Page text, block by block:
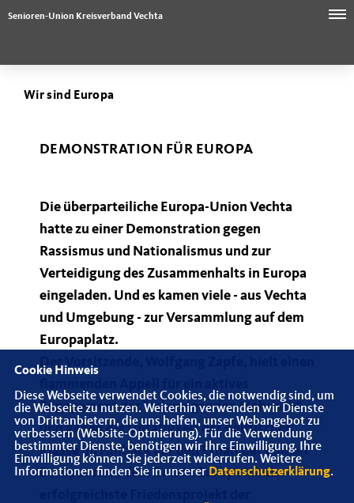
Senioren-Union Kreisverband Vechta
Wir sind Europa
DEMONSTRATION FÜR EUROPA
Die überparteiliche Europa-Union Vechta
hatte zu einer Demonstration gegen
Rassismus und Nationalismus und zur
Verteidigung des Zusammenhalts in Europa
eingeladen. Und es kamen viele - aus Vechta
und Umgebung - zur Versammlung auf dem
Europaplatz.
Der Vorsitzende, Wolfgang Zapfe, hielt einen
Engagement der "schweigenden Mehrheit"
und gegen die Untätigkeit der politischen
Klasse im Hinblick auf den Erhalt der Einheit
Europas nach dem Brexit. Europa ist das
Cookie Hinweis
Diese Webseite verwendet Cookies, die notwendig sind, um
die Webseite zu nutzen. Weiterhin verwenden wir Dienste
von Drittanbietern, die uns helfen, unser Webangebot zu
verbessern (Website-Optmierung). Für die Verwendung
bestimmter Dienste, benötigen wir Ihre Einwilligung. Ihre
Einwilligung können Sie jederzeit widerrufen. Weitere
Informationen finden Sie in unserer Datenschutzerklärung.